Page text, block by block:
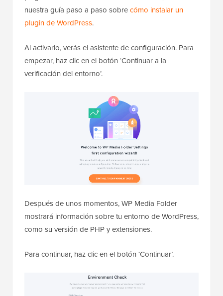
nuestra guía paso a paso sobrecómo instalar un
plugin de WordPress.
Al activarlo, verás el asistente de configuración. Para
empezar, haz clic en el botón ‘Continuar a la
verificación del entorno’.
Después de unos momentos, WP Media Folder
mostrará información sobre tu entorno de WordPress,
como su versión de PHP y extensiones.
Para continuar, haz clic en el botón ‘Continuar’.